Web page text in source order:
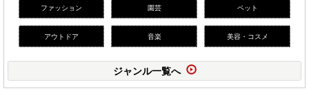
ファッション 園芸 ペット
アウトドア 音楽 美容・コスメ
ジャンル一覧へ